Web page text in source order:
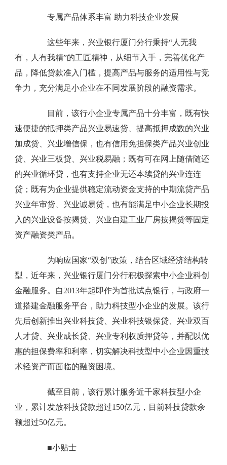
专属产品体系丰富 助力科技企业发展
这些年来，兴业银行厦门分行秉持“人无我
有，人有我精”的工匠精神，从细节入手，完善优化产
品，降低贷款准入门槛，提高产品与服务的适用性与竞
争力，充分满足小企业在不同发展阶段的融资需求。
目前，该行小企业专属产品十分丰富，既有快
速便捷的抵押类产品兴业易速贷、提高抵押成数的兴业
加成贷、兴业增信保，也有信用免担保类产品兴业创业
贷、兴业三板贷、兴业税易融；既有可在网上随借随还
的兴业循环贷，也有支持企业无还本续贷的兴业连连
贷；既有为企业提供稳定流动资金支持的中期流贷产品
兴业年审贷、兴业诚易贷，也有能满足中小企业长期投
入的兴业设备按揭贷、兴业自建工业厂房按揭贷等固定
资产融资类产品。
为响应国家“双创”政策，结合区域经济结构转
型，近年来，兴业银行厦门分行积极探索中小企业科创
金融服务。自2013年起即作为首批试点银行，与政府一
道搭建金融服务平台，助力科技型小企业的发展。该行
先后创新推出兴业科技贷、兴业科技银保贷、兴业双百
人才贷、兴业成长贷、兴业专利权质押贷等，并配以优
惠的担保费率和利率，切实解决科技型中小企业因重技
术轻资产而面临的融资困境。
截至目前，该行累计服务近千家科技型小企
业，累计发放科技贷款超过150亿元，目前科技贷款余
额超过50亿元。
■小贴士